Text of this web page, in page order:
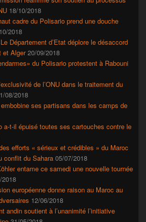
18/10/2018
cadre du Polisario prend une douche
2018
Département d’Etat déplore le désaccord
et Alger 20/09/2018
du Polisario protestent à Rabouni
de l’ONU dans le traitement du
08/2018
ses partisans dans les camps de
a-t-il épuisé toutes ses cartouches contre le
efforts « sérieux et crédibles » du Maroc
conflit du Sahara 05/07/2018
entame ce samedi une nouvelle tournée
2018
européenne donne raison au Maroc au
12/06/2018
andin soutient à l’unanimité l’initiative